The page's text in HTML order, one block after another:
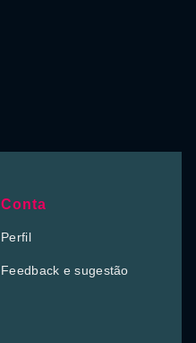
Conta
Perfil
Feedback e sugestão